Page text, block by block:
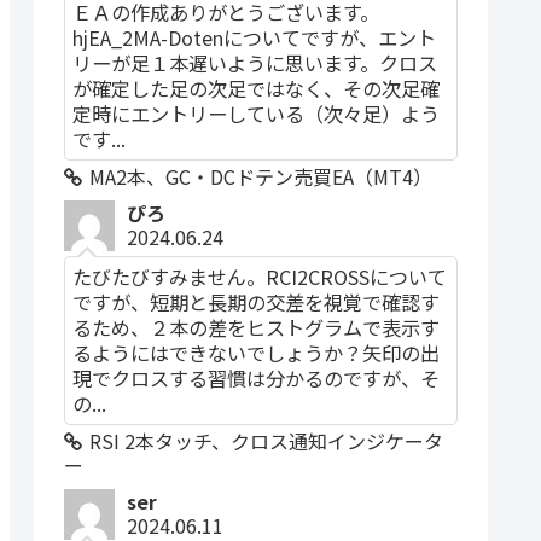
ＥＡの作成ありがとうございます。
hjEA_2MA-Dotenについてですが、エント
リーが足１本遅いように思います。クロス
が確定した足の次足ではなく、その次足確
定時にエントリーしている（次々足）よう
です...
MA2本、GC・DCドテン売買EA（MT4）
ぴろ
2024.06.24
たびたびすみません。RCI2CROSSについて
ですが、短期と長期の交差を視覚で確認す
るため、２本の差をヒストグラムで表示す
るようにはできないでしょうか？矢印の出
現でクロスする習慣は分かるのですが、そ
の...
RSI 2本タッチ、クロス通知インジケータ
ー
ser
2024.06.11